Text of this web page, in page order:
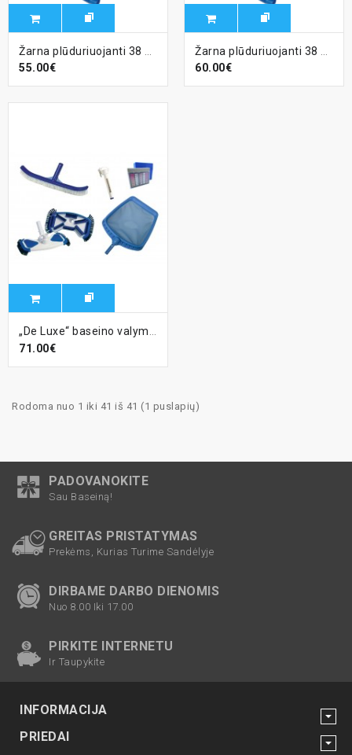
55.00€
60.00€
71.00€
Rodoma nuo 1 iki 41 iš 41 (1 puslapių)
PADOVANOKITE
Sau Baseiną!
GREITAS PRISTATYMAS
Prekėms, Kurias Turime Sandėlyje
DIRBAME DARBO DIENOMIS
Nuo 8.00 Iki 17.00
PIRKITE INTERNETU
Ir Taupykite
INFORMACIJA
PRIEDAI